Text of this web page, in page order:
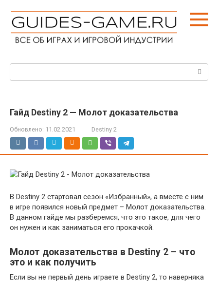
контенту
Поиск:
Гайд Destiny 2 — Молот доказательства
Обновлено: 11.02.2021 Destiny 2
В Destiny 2 стартовал сезон «Избранный», а вместе с ним
в игре появился новый предмет – Молот доказательства.
В данном гайде мы разберемся, что это такое, для чего
он нужен и как заниматься его прокачкой.
Молот доказательства в Destiny 2 – что
это и как получить
Если вы не первый день играете в Destiny 2, то наверняка